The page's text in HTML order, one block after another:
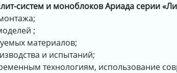
систем и моноблоков Ариада серии
;
материалов;
и испытаний;
технологиям, использование